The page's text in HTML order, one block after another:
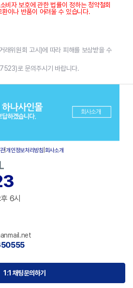
비자 보호에 관한 법률이 정하는 청약철회
이나 반품이 어려울 수 있습니다.
래위원회 고시)에 따라 피해를 보상받을 수
로 문의주시기 바랍니다.
|개인정보처리방침 회사소개
6시
1:1 채팅문의하기